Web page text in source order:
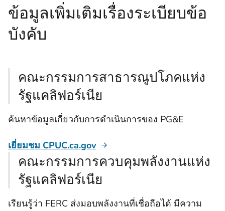
ข้อมูลเพิ่มเติมเรื่องระเบียบข้อ
บังคับ
คณะกรรมการสาธารณูปโภคแห่ง
รัฐแคลิฟอร์เนีย
ค้นหาข้อมูลเกี่ยวกับการดำเนินการของ PG&E
เยี่ยมชม CPUC.ca.gov
คณะกรรมการควบคุมพลังงานแห่ง
รัฐแคลิฟอร์เนีย
เรียนรู้ว่า FERC ส่งมอบพลังงานที่เชื่อถือได้ มีความ